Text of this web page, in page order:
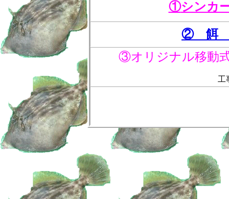
①シンカ
② 餌
③オリジナル移動
工